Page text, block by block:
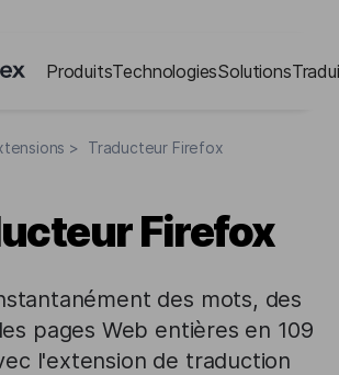
ProduitsTechnologiesSolutions
> Traducteur Firefox
Firefox
des mots, des
pages Web entières en 109
l'extension de traduction